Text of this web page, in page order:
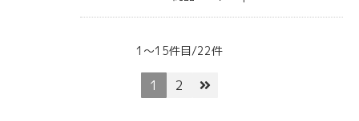
1～15件目/22件
1 2